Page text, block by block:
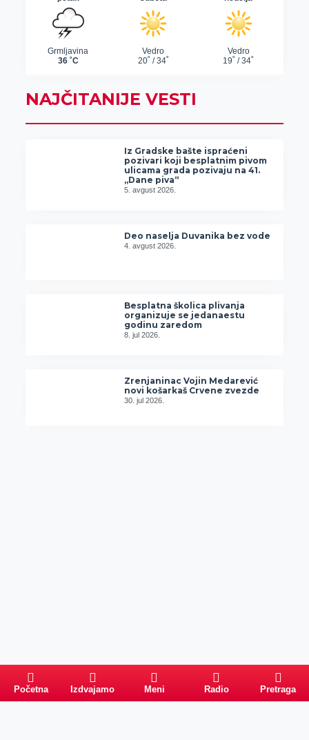
NAJČITANIJE VESTI
Iz Gradske bašte ispraćeni
pozivari koji besplatnim pivom
ulicama grada pozivaju na 41.
„Dane piva“
5. avgust 2026.
Deo naselja Duvanika bez vode
4. avgust 2026.
Besplatna školica plivanja
organizuje se jedanaestu
godinu zaredom
8. jul 2026.
Zrenjaninac Vojin Medarević
novi košarkaš Crvene zvezde
30. jul 2026.
Početna Izdvajamo Meni Radio Pretraga